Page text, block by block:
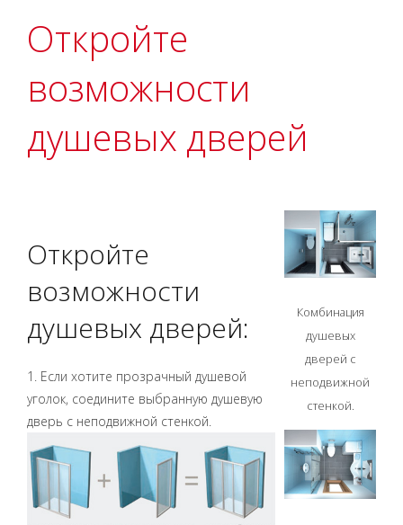
Откройте
возможности
душевых дверей
Откройте
возможности
душевых дверей:
1. Если хотите прозрачный душевой
уголок, соедините выбранную душевую
дверь с неподвижной стенкой.
Комбинация
душевых
дверей с
неподвижной
стенкой.